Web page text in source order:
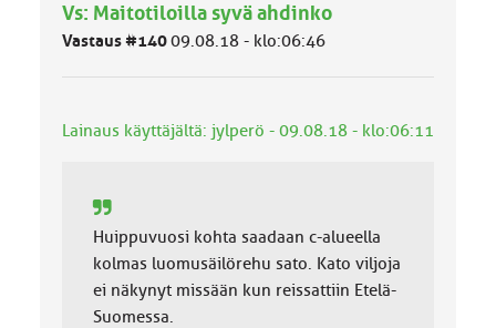
Vs: Maitotiloilla syvä ahdinko
Vastaus #14009.08.18 - klo:06:46
Lainaus käyttäjältä: jylperö - 09.08.18 - klo:06:11
Huippuvuosi kohta saadaan c-alueella
kolmas luomusäilörehu sato. Kato viljoja
ei näkynyt missään kun reissattiin Etelä-
Suomessa.